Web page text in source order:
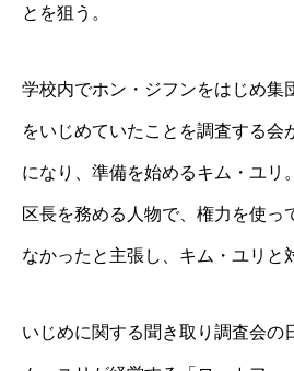
とを狙う。
学校内でホン・ジフンをはじめ集
をいじめていたことを調査する会
になり、準備を始めるキム・ユリ
区長を務める人物で、権力を使っ
なかったと主張し、キム・ユリと
いじめに関する聞き取り調査会の